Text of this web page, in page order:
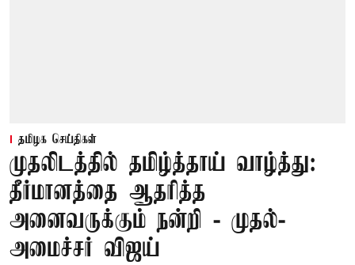
தமிழக செய்திகள்
முதலிடத்தில் தமிழ்த்தாய் வாழ்த்து:
தீர்மானத்தை ஆதரித்த
அனைவருக்கும் நன்றி - முதல்-
அமைச்சர் விஜய்